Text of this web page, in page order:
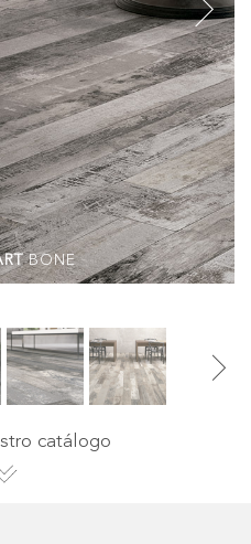
BONE
catálogo